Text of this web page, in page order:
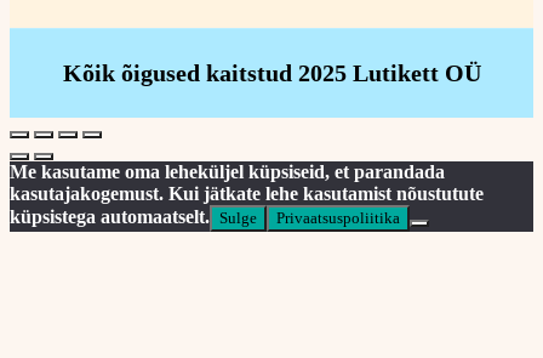
Kõik õigused kaitstud 2025 Lutikett OÜ
Me kasutame oma leheküljel küpsiseid, et parandada
kasutajakogemust. Kui jätkate lehe kasutamist nõustutute
küpsistega automaatselt. Sulge Privaatsuspoliitika